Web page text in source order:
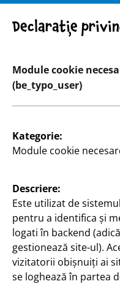
Casă &
de la TEDi.
Gama noastră include
pentru casă până la
adăuga o atmosferă
cameră.
Declarație
Module cookie
(be_typo_user)
Kategorie:
Module cookie
Descriere:
Este utilizat de
pentru a identifica și
logati în backend
gestionează site-ul).
vizitatorii obișnuiți ai
se loghează în partea